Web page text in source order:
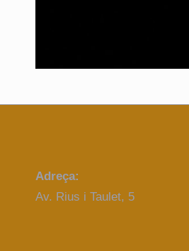
Adreça:
Av. Rius i Taulet, 5